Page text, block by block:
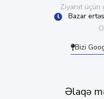
Ziyarət üçün
Bazar
Bizi
Əlaqə